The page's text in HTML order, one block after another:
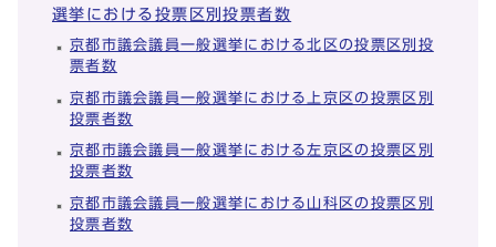
選挙における投票区別投票者数
京都市議会議員一般選挙における北区の投票区別投
票者数
京都市議会議員一般選挙における上京区の投票区別
投票者数
京都市議会議員一般選挙における左京区の投票区別
投票者数
京都市議会議員一般選挙における山科区の投票区別
投票者数